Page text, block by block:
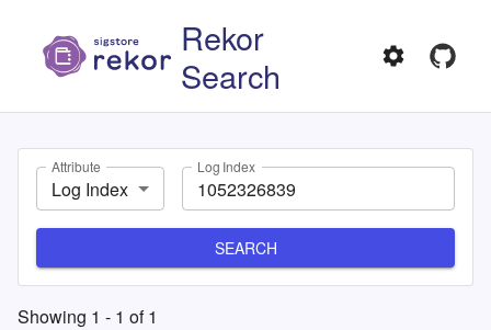
Rekor
Search
Attribute
Log Index
Log Index
SEARCH
Showing 1 - 1 of1